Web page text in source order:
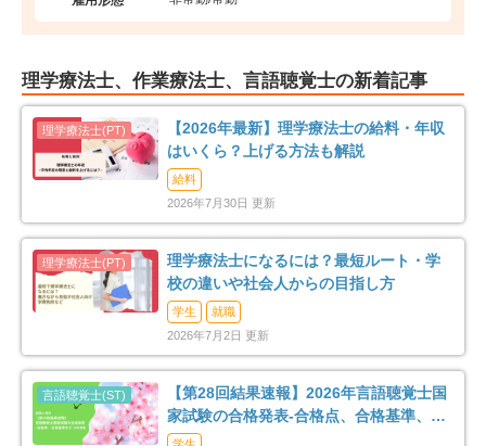
理学療法士、作業療法士、言語聴覚士の新着記事
【2026年最新】理学療法士の給料・年収
はいくら？上げる方法も解説
給料
2026年7月30日 更新
理学療法士になるには？最短ルート・学
校の違いや社会人からの目指し方
学生
就職
2026年7月2日 更新
【第28回結果速報】2026年言語聴覚士国
家試験の合格発表-合格点、合格基準、合
格率など-